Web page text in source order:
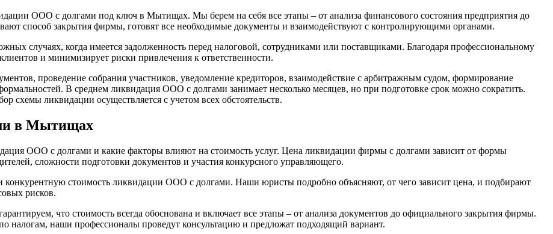
ООО с долгами под ключ в Мытищах. Мы берем на себя все этапы – от анализа финансового состояния предприятия до
способ закрытия фирмы, готовят все необходимые документы и взаимодействуют с контролирующими органами.
случаях, когда имеется задолженность перед налоговой, сотрудниками или поставщиками. Благодаря профессиональному
и минимизирует риски привлечения к ответственности.
проведение собрания участников, уведомление кредиторов, взаимодействие с арбитражным судом, формирование
В среднем ликвидация ООО с долгами занимает несколько месяцев, но при подготовке срок можно сократить.
схемы ликвидации осуществляется с учетом всех обстоятельств.
в Мытищах
ООО с долгами и какие факторы влияют на стоимость услуг. Цена ликвидации фирмы с долгами зависит от формы
сложности подготовки документов и участия конкурсного управляющего.
конкурентную стоимость ликвидации ООО с долгами. Наши юристы подробно объясняют, от чего зависит цена, и подбирают
рисков.
что стоимость всегда обоснована и включает все этапы – от анализа документов до официального закрытия фирмы.
налогам, наши профессионалы проведут консультацию и предложат подходящий вариант.